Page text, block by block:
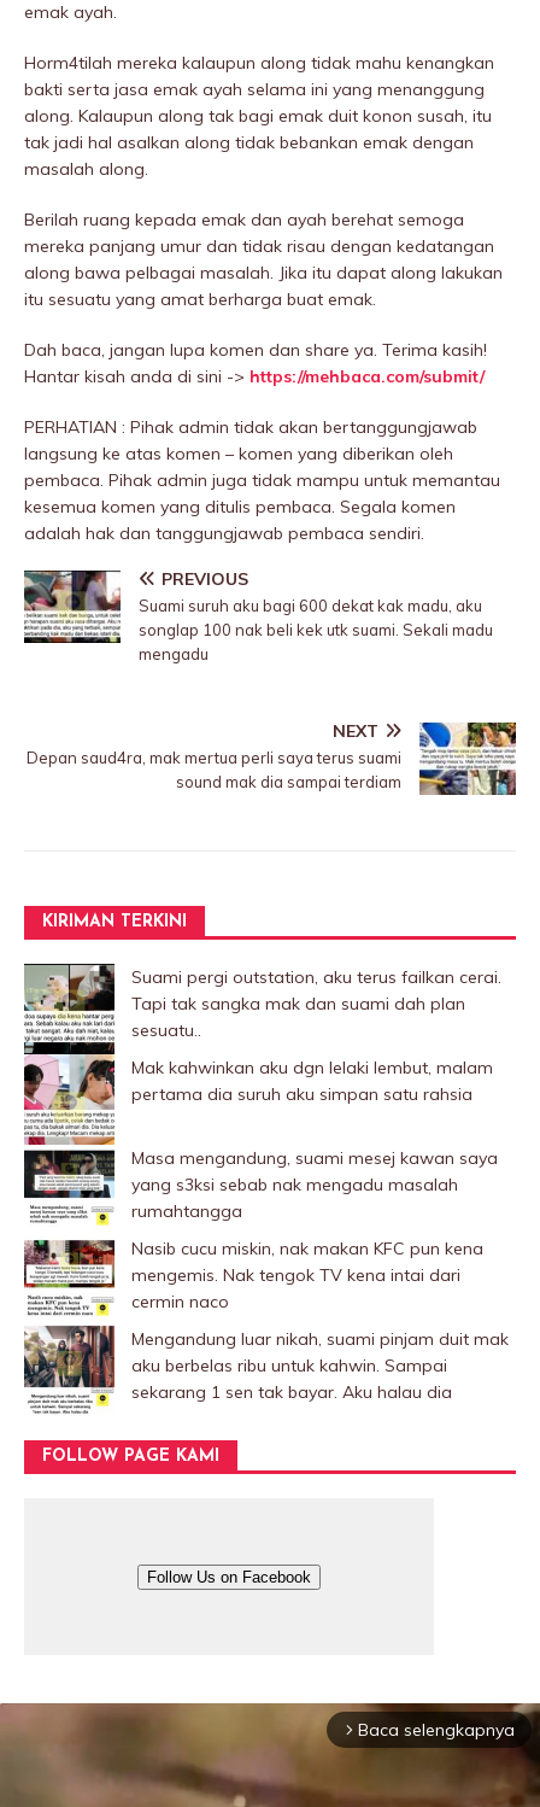
emak ayah.
Horm4tilah mereka kalaupun along tidak mahu kenangkan
bakti serta jasa emak ayah selama ini yang menanggung
along. Kalaupun along tak bagi emak duit konon susah, itu
tak jadi hal asalkan along tidak bebankan emak dengan
masalah along.
Berilah ruang kepada emak dan ayah berehat semoga
mereka panjang umur dan tidak risau dengan kedatangan
along bawa pelbagai masalah. Jika itu dapat along lakukan
itu sesuatu yang amat berharga buat emak.
Dah baca, jangan lupa komen dan share ya. Terima kasih!
Hantar kisah anda di sini -> https://mehbaca.com/submit/
PERHATIAN : Pihak admin tidak akan bertanggungjawab
langsung ke atas komen – komen yang diberikan oleh
pembaca. Pihak admin juga tidak mampu untuk memantau
kesemua komen yang ditulis pembaca. Segala komen
adalah hak dan tanggungjawab pembaca sendiri.
PREVIOUS
Suami suruh aku bagi 600 dekat kak madu, aku
songlap 100 nak beli kek utk suami. Sekali madu
mengadu
NEXT
Depan saud4ra, mak mertua perIi saya terus suami
sound mak dia sampai terdiam
KIRIMAN TERKINI
Suami pergi outstation, aku terus failkan cerai.
Tapi tak sangka mak dan suami dah plan
sesuatu..
Mak kahwinkan aku dgn lelaki Iembut, malam
pertama dia suruh aku simpan satu rahsia
Masa mengandung, suami mesej kawan saya
yang s3ksi sebab nak mengadu masalah
rumahtangga
Nasib cucu miskin, nak makan KFC pun kena
mengemis. Nak tengok TV kena intai dari
cermin naco
Mengandung luar nikah, suami pinjam duit mak
aku berbelas ribu untuk kahwin. Sampai
sekarang 1 sen tak bayar. Aku halau dia
FOLLOW PAGE KAMI
Follow Us on Facebook
arrow_forward_ios Baca selengkapnya